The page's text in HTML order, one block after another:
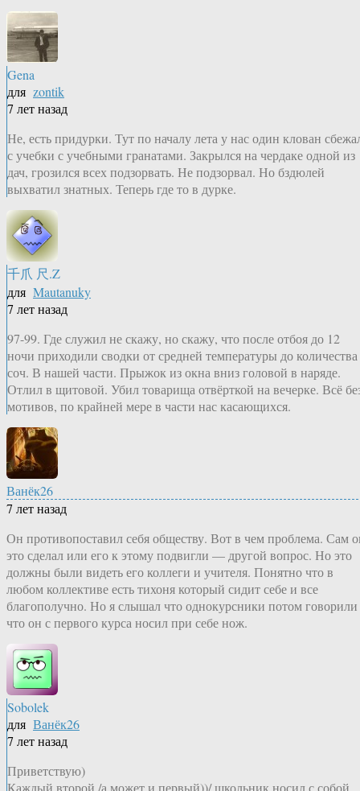
Gena
для zontik
7 лет назад
Не, есть придурки. Тут по началу лета у нас один клован
с учебки с учебными гранатами. Закрылся на чердаке одной из
дач, грозился всех подзорвать. Не подзорвал. Но бздюлей
выхватил знатных. Теперь где то в дурке.
千爪 尺.Z
для Mautanuky
7 лет назад
97-99. Где служил не скажу, но скажу, что после отбоя до 12
ночи приходили сводки от средней температуры до количества
соч. В нашей части. Прыжок из окна вниз головой в наряде.
Отлил в щитовой. Убил товарища отвёрткой на вечерке. Всё
мотивов, по крайней мере в части нас касающихся.
Ванёк26
7 лет назад
Он противопоставил себя обществу. Вот в чем проблема. Сам
это сделал или его к этому подвигли — другой вопрос. Но это
должны были видеть его коллеги и учителя. Понятно что в
любом коллективе есть тихоня который сидит себе и все
благополучно. Но я слышал что однокурсники потом говорили
что он с первого курса носил при себе нож.
Sobolek
для Ванёк26
7 лет назад
Приветствую)